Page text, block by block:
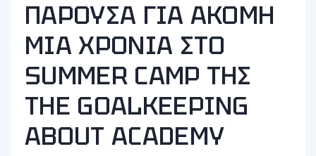
ΠΑΡΟΥΣΑ ΓΙΑ ΑΚΟΜΗ
ΜΙΑ ΧΡΟΝΙΑ ΣΤΟ
SUMMER CAMP ΤΗΣ
THE GOALKEEPING
ABOUT ACADEMY